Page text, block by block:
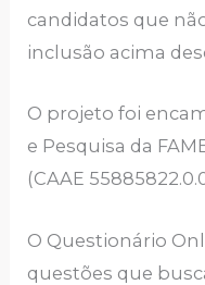
candidatos que
inclusão acima
O projeto foi
e Pesquisa da
(CAAE
O Questionário
questões que